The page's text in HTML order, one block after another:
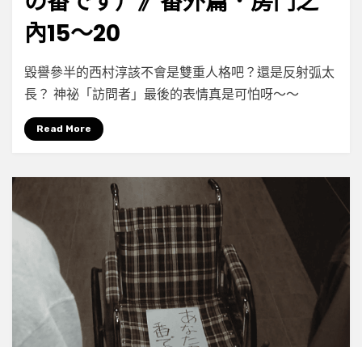
內15～20
by小云
Leave a commenton
[100/100]
《輪
た
の
番
で
す）》
番
外
篇．
毀譽參半的西村淳該不會是雙重人格吧？還是反射弧太
長？ 神祕「訪問者」最後的表情真是可怕呀～～
Read More